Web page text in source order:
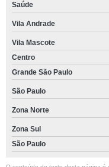
Saúde
Vila Andrade
Vila Mascote
Centro
Grande São Paulo
São Paulo
Zona Norte
Zona Sul
São Paulo